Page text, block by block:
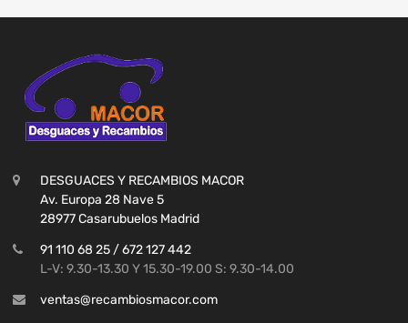
DESGUACES Y RECAMBIOS MACOR
Av. Europa 28 Nave 5
28977 Casarubuelos Madrid
91 110 68 25 / 672 127 442
L-V: 9.30-13.30 Y 15.30-19.00 S: 9.30-14.00
ventas@recambiosmacor.com